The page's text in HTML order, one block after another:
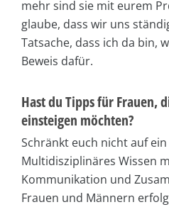
mehr sind sie mit eurem
glaube, dass wir uns
Tatsache, dass ich da bin,
Beweis dafür.
Hast du Tipps für Frauen,
einsteigen möchten?
Schränkt euch nicht auf
Multidisziplinäres Wissen
Kommunikation und
Frauen und Männern